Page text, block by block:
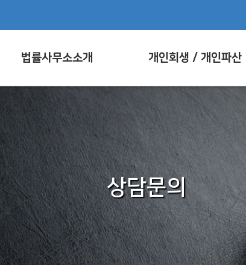
법률사무소소개 개인회생 / 개인파산
상담문의